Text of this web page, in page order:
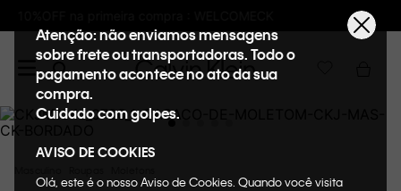
Frete GRÁTIS nas compras acima de
Atenção: não enviamos mensagens
sobre frete ou transportadoras. Todo o
pagamento acontece no ato da sua
compra.
Cuidado com golpes.
AVISO DE COOKIES
Olá, este é o nosso Aviso de Cookies. Quando você visita